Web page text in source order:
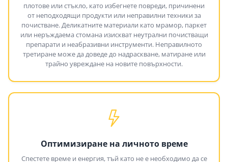
плотове или стъкло, като избегнете повреди, причинени
от неподходящи продукти или неправилни техники за
почистване. Деликатните материали като мрамор, паркет
или неръждаема стомана изискват неутрални почистващи
препарати и неабразивни инструменти. Неправилното
третиране може да доведе до надраскване, матиране или
трайно увреждане на новите повърхности.
Оптимизиране на личното време
Спестете време и енергия, тъй като не е необходимо да се